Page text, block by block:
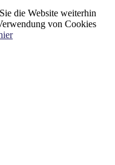
die Website weiterhin
von Cookies